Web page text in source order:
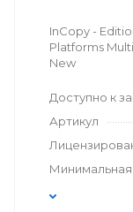
InCopy -
Platforms
New
Доступно к
Артикул
Минимальная